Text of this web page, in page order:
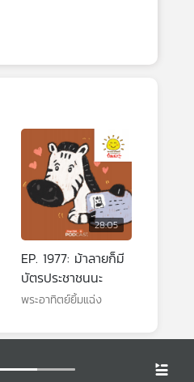
28:05
EP. 1977: ม้าลายก็มี
บัตรประชาชนนะ
พระอาทิตย์ยิ้มแฉ่ง